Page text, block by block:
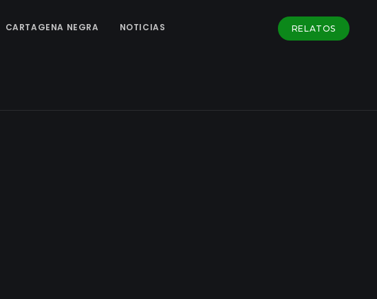
CARTAGENA NEGRA NOTICIAS RELATOS